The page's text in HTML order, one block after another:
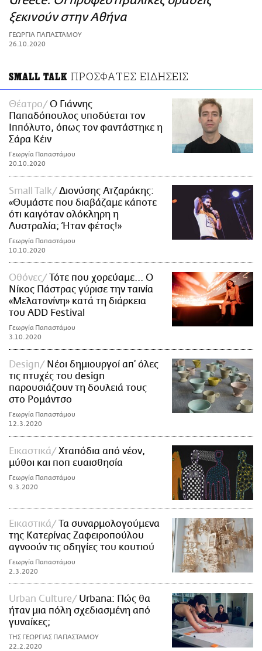
ΑΜΠΑ
PRINT
ξεκινούν στην Αθήνα
ΓΕΩΡΓΙΑ ΠΑΠΑΣΤΑΜΟΥ
26.10.2020
SMALL TALK ΠΡΟΣΦΑΤΕΣ ΕΙΔΗΣΕΙΣ
Θέατρο
Ο Γιάννης
Παπαδόπουλος υποδύεται τον
Ιππόλυτο, όπως τον φαντάστηκε η
Σάρα Κέιν
Γεωργία Παπαστάμου
20.10.2020
Small Talk
Διονύσης Ατζαράκης:
«Θυμάστε που διαβάζαμε κάποτε
ότι καιγόταν ολόκληρη η
Αυστραλία; Ήταν φέτος!»
Γεωργία Παπαστάμου
10.10.2020
Οθόνες
Τότε που χορεύαμε... O
Νίκος Πάστρας γύρισε την ταινία
«Μελατονίνη» κατά τη διάρκεια
του ΑDD Festival
Γεωργία Παπαστάμου
3.10.2020
Design
Νέοι δημιουργοί απ’ όλες
τις πτυχές του design
παρουσιάζουν τη δουλειά τους
στο Ρομάντσο
Γεωργία Παπαστάμου
12.3.2020
Εικαστικά
Χταπόδια από νέον,
μύθοι και ποπ ευαισθησία
Γεωργία Παπαστάμου
9.3.2020
Εικαστικά
Τα συναρμολογούμενα
της Κατερίνας Ζαφειροπούλου
αγνοούν τις οδηγίες του κουτιού
Γεωργία Παπαστάμου
2.3.2020
Urban Culture
Urbana: Πώς θα
ήταν μια πόλη σχεδιασμένη από
γυναίκες;
ΤΗΣ ΓΕΩΡΓΙΑΣ ΠΑΠΑΣΤΑΜΟΥ
22.2.2020